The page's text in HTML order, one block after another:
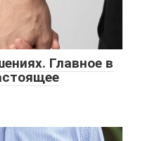
Главное в